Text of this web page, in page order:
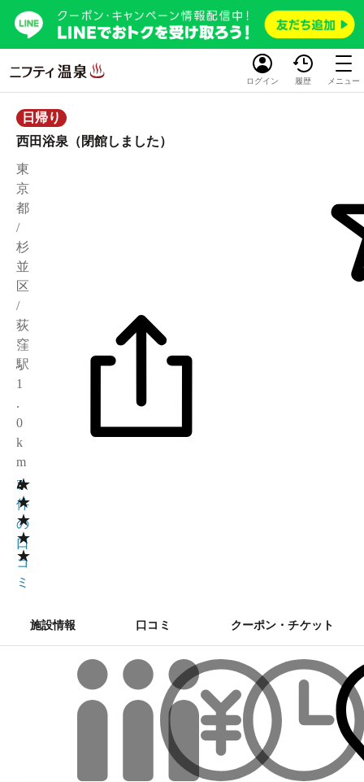
ログイン 履歴 メニュー
日帰り
西田浴泉（閉館しました）
東
京
都
/
杉
並
区
/
荻
窪
駅
1
.
0
k
m
★
★
★
★
★
4
3
件
の
口
コ
ミ
施設情報 口コミ クーポン・チケット